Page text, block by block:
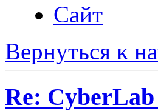
Сайт
Вернуться к
Re: